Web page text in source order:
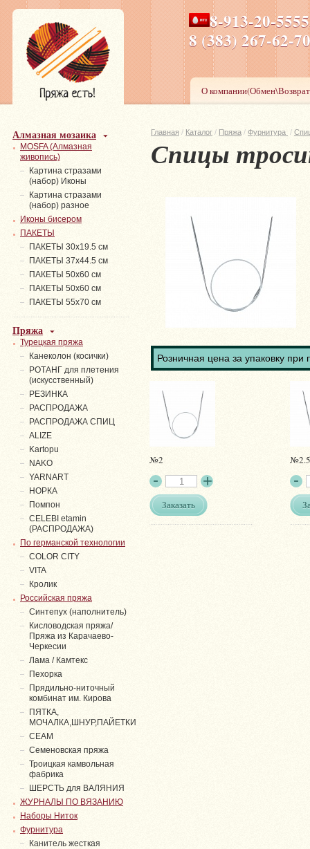
8-913-20-
8 (383) 267-
ПН-ПТ 8-17,СБ-ВС 9-
О
Главная / Каталог / Пряжа / Фурнитура /
Спицы
Розничная цена за упаковку при
№2
Заказать
№2.5
Алмазная мозаика
MOSFA (Алмазная
живопись)
Картина стразами
(набор) Иконы
Картина стразами
(набор) разное
Иконы бисером
ПАКЕТЫ
ПАКЕТЫ 30х19.5 см
ПАКЕТЫ 37х44.5 см
ПАКЕТЫ 50х60 см
ПАКЕТЫ 50х60 см
ПАКЕТЫ 55х70 см
Пряжа
Турецкая пряжа
Канеколон (косички)
РОТАНГ для плетения
(искусственный)
PЕЗИНКА
РАСПРОДАЖА
РАСПРОДАЖА СПИЦ
ALIZE
Kartopu
NAKO
YARNART
НОРКА
Помпон
СELEBI etamin
(РАСПРОДАЖА)
По германской технологии
COLOR CITY
VITA
Кролик
Российская пряжа
Синтепух (наполнитель)
Кисловодская пряжа/
Пряжа из Карачаево-
Черкесии
Лама / Камтекс
Пехорка
Прядильно-ниточный
комбинат им. Кирова
ПЯТКА,
МОЧАЛКА,ШНУР,ПАЙЕТКИ
СЕАМ
Семеновская пряжа
Троицкая камвольная
фабрика
ШЕРСТЬ для ВАЛЯНИЯ
ЖУРНАЛЫ ПО ВЯЗАНИЮ
Наборы Ниток
Фурнитура
Канитель жесткая